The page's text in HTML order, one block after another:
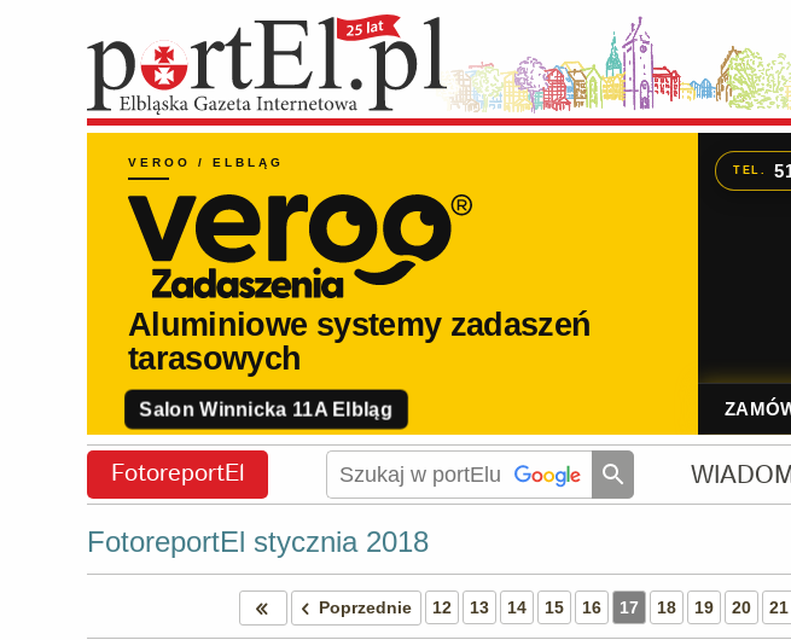
FotoreportEl
FotoreportEl stycznia 2018
Poprzednie 12 13 14 15 16 17 18 19 20 21